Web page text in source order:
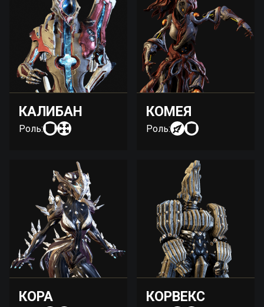
КАЛИБАН
Роль:
КОМЕЯ
Роль:
КОРА КОРВЕКС